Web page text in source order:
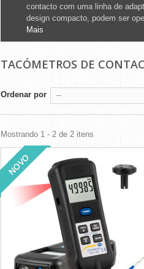
contacto com uma linha de
design compacto, podem ser
Mais
TACÓMETROS DE
Ordenar por --
Mostrando 1 - 2 de 2 itens
NOVO